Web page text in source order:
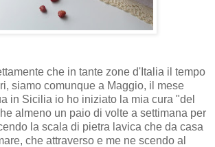
che in tante zone d'Italia il tempo
siamo comunque a Maggio, il mese
in Sicilia io ho iniziato la mia cura "del
almeno un paio di volte a settimana per
la scala di pietra lavica che da casa
che attraverso e me ne scendo al